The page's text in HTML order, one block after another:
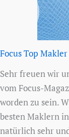
Focus Top
Sehr freuen wir
vom Focus-
worden zu sein.
besten Maklern
natürlich sehr